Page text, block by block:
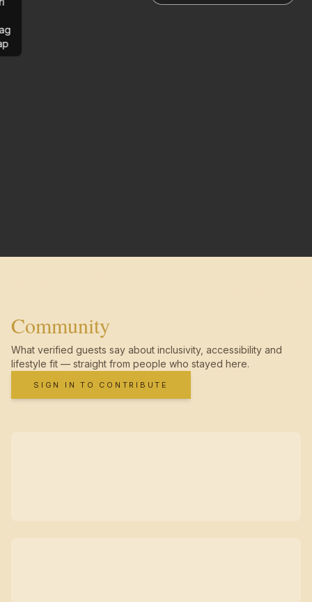
Community
What verified guests say about inclusivity, accessibility and
lifestyle fit — straight from people who stayed here.
SIGN IN TO CONTRIBUTE